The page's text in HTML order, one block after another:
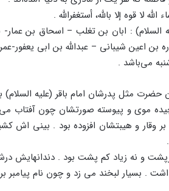
لا قوه إلا بالله، أستغفرالله .
: ابان بن تغلب – اسحاق بن عمار-
بن اعین شیبانی – عبدالله بن ابی یعفور-
می‌باشد .
مثل پدرشان امام باقر (علیه السلام)
موی و پیوسته صورتشان چون
و هیبتشان افزوده بود . بینی اش
و نه زیاد کم پشت بود . دندانهایش
. بسیار لبخند می زد و چون نام